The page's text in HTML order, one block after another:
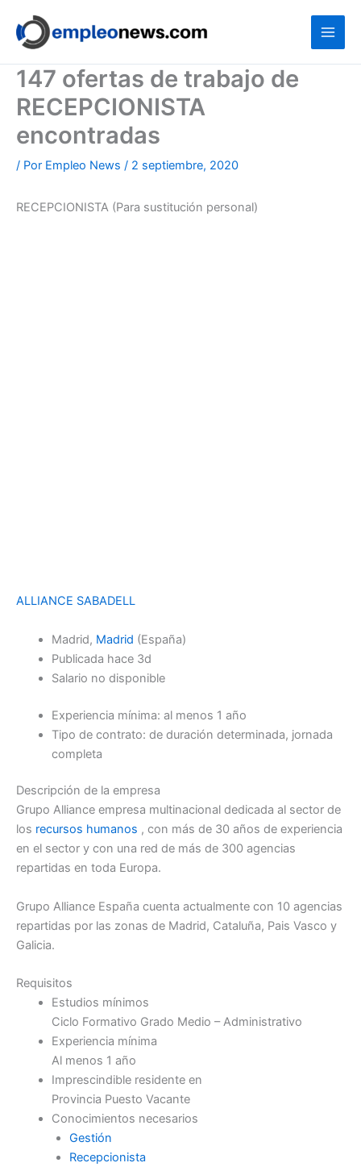
contenido
147 ofertas de trabajo de
RECEPCIONISTA
encontradas
/ Por Empleo News / 2 septiembre, 2020
RECEPCIONISTA (Para sustitución personal)
ALLIANCE SABADELL
Madrid, Madrid (España)
Publicada hace 3d
Salario no disponible
Experiencia mínima: al menos 1 año
Tipo de contrato: de duración determinada, jornada
completa
Descripción de la empresa
Grupo Alliance empresa multinacional dedicada al sector de
los recursos humanos , con más de 30 años de experiencia
en el sector y con una red de más de 300 agencias
repartidas en toda Europa.
Grupo Alliance España cuenta actualmente con 10 agencias
repartidas por las zonas de Madrid, Cataluña, Pais Vasco y
Galicia.
Requisitos
Estudios mínimos
Ciclo Formativo Grado Medio – Administrativo
Experiencia mínima
Al menos 1 año
Imprescindible residente en
Provincia Puesto Vacante
Conocimientos necesarios
Gestión
Recepcionista